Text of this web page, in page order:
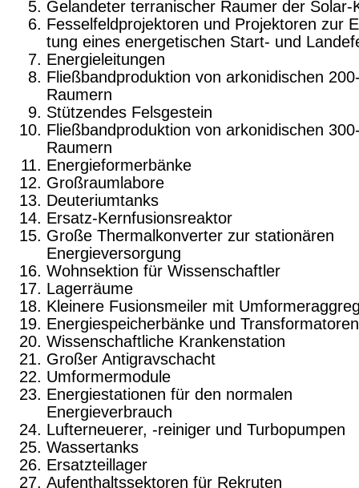
Gelandeter terranischer Raumer der Solar-
Fesselfeldprojektoren und Projektoren zur
tung eines energetischen Start- und
Energieleitungen
Fließbandproduktion von arkonidischen
Raumern
Stützendes Felsgestein
Fließbandproduktion von arkonidischen
Raumern
Energieformerbänke
Großraumlabore
Deuteriumtanks
Ersatz-Kernfusionsreaktor
Große Thermalkonverter zur stationären
Energieversorgung
Wohnsektion für Wissenschaftler
Lagerräume
Kleinere Fusionsmeiler mit
Energiespeicherbänke und Transformatoren
Wissenschaftliche Krankenstation
Großer Antigravschacht
Umformermodule
Energiestationen für den normalen
Energieverbrauch
Lufterneuerer, -reiniger und Turbopumpen
Wassertanks
Ersatzteillager
Aufenthaltssektoren für Rekruten